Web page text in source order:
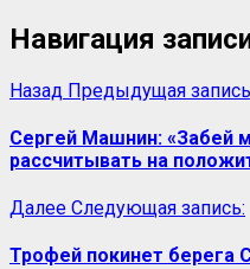
Навигация
Назад Предыдущая
Сергей Машнин: «Забей
рассчитывать на
Далее Следующая запись:
Трофей покинет берега